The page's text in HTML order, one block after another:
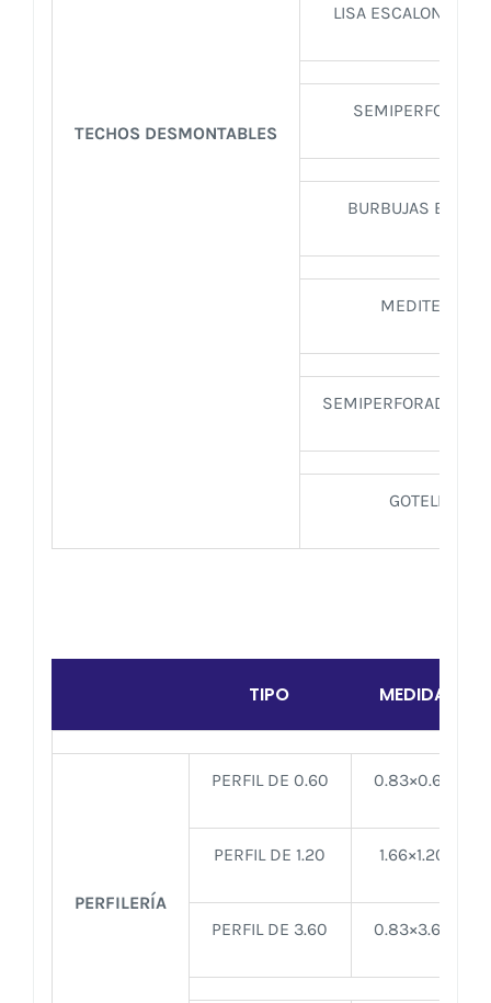
TECHOS DESMONTABLES
LISA ESCALONADA
SEMIPERFORADA
BURBUJAS
SEMIPERFORADA
GOTELÉ
TIPO MEDIDA
PERFILERÍA
PERFIL DE 0.60 0.83×0.60
PERFIL DE 1.20 1.66×1.20
PERFIL DE 3.60 0.83×3.60